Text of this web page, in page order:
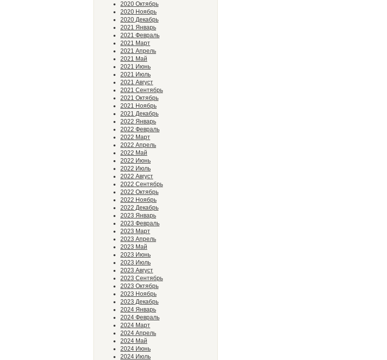
2020 Октябрь
2020 Ноябрь
2020 Декабрь
2021 Январь
2021 Февраль
2021 Март
2021 Апрель
2021 Май
2021 Июнь
2021 Июль
2021 Август
2021 Сентябрь
2021 Октябрь
2021 Ноябрь
2021 Декабрь
2022 Январь
2022 Февраль
2022 Март
2022 Апрель
2022 Май
2022 Июнь
2022 Июль
2022 Август
2022 Сентябрь
2022 Октябрь
2022 Ноябрь
2022 Декабрь
2023 Январь
2023 Февраль
2023 Март
2023 Апрель
2023 Май
2023 Июнь
2023 Июль
2023 Август
2023 Сентябрь
2023 Октябрь
2023 Ноябрь
2023 Декабрь
2024 Январь
2024 Февраль
2024 Март
2024 Апрель
2024 Май
2024 Июнь
2024 Июль